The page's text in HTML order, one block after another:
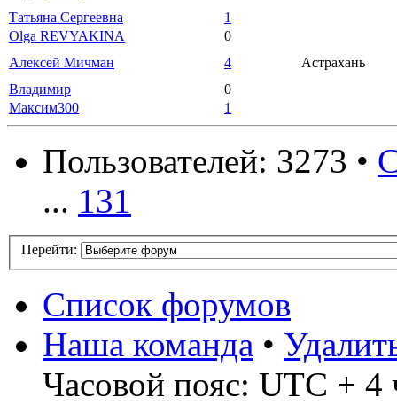
Татьяна Сергеевна
1
Olga REVYAKINA
0
Алексей Мичман
4
Астрахань
Владимир
0
Максим300
1
Пользователей: 3273 •
... 131
Перейти:
Список форумов
Наша команда •
Часовой пояс: UTC + 4